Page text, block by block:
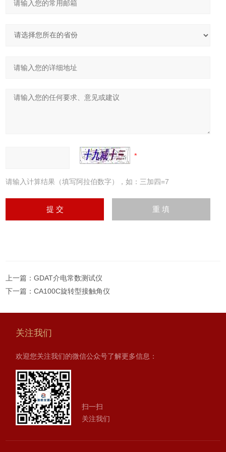
请输入计算结果（填写阿拉伯数字），如：三加四=7
上一篇：GDAT介电常数测试仪
下一篇：CA100C旋转型接触角仪
关注我们
欢迎您关注我们的微信公众号了解更多信息：
扫一扫
关注我们